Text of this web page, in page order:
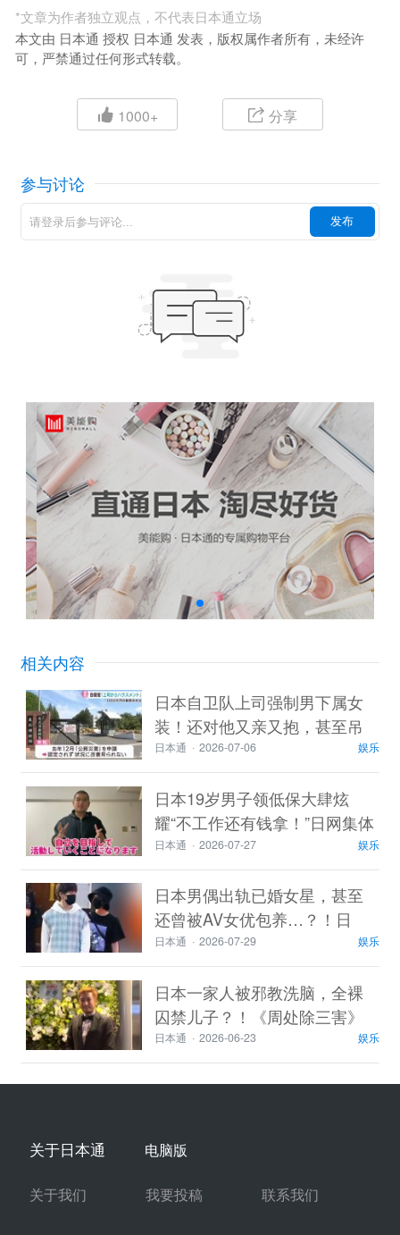
*文章为作者独立观点，不代表日本通立场
本文由 日本通 授权 日本通 发表，版权属作者所有，未经许
可，严禁通过任何形式转载。
1000+ 分享
参与讨论
相关内容
日本自卫队上司强制男下属女
装！还对他又亲又抱，甚至吊
上高空…日网：这也太“黑”了！
日本通 · 2026-07-06 娱乐
日本19岁男子领低保大肆炫
耀“不工作还有钱拿！”日网集体
破防大骂！
日本通 · 2026-07-27 娱乐
日本男偶出轨已婚女星，甚至
还曾被AV女优包养…？！日
网：你看我说啥来着！
日本通 · 2026-07-29 娱乐
日本一家人被邪教洗脑，全裸
囚禁儿子？！《周处除三害》
竟走进现实…
日本通 · 2026-06-23 娱乐
电脑版
关于日本通
关于我们 我要投稿 联系我们